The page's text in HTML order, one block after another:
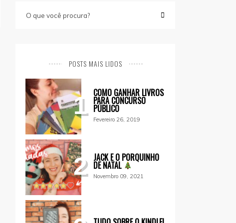
POSTS MAIS LIDOS
1 COMO GANHAR LIVROS
PARA CONCURSO
PÚBLICO
Fevereiro 26, 2019
2 JACK E O PORQUINHO
DE NATAL
Novembro 09, 2021